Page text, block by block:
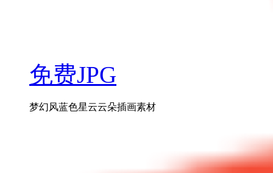
免费JPG
梦幻风蓝色星云云朵插画素材